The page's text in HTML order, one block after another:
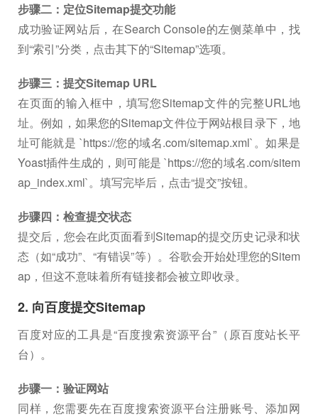
步骤二：定位Sitemap提交功能
成功验证网站后，在Search Console的左侧菜单中，找
到“索引”分类，点击其下的“Sitemap”选项。
步骤三：提交Sitemap URL
在页面的输入框中，填写您Sitemap文件的完整URL地
址。例如，如果您的Sitemap文件位于网站根目录下，地
址可能就是 `https://您的域名.com/sitemap.xml`。如果是
Yoast插件生成的，则可能是 `https://您的域名.com/sitem
ap_index.xml`。填写完毕后，点击“提交”按钮。
步骤四：检查提交状态
提交后，您会在此页面看到Sitemap的提交历史记录和状
态（如“成功”、“有错误”等）。谷歌会开始处理您的Sitem
ap，但这不意味着所有链接都会被立即收录。
2. 向百度提交Sitemap
百度对应的工具是“百度搜索资源平台”（原百度站长平
台）。
步骤一：验证网站
同样，您需要先在百度搜索资源平台注册账号、添加网